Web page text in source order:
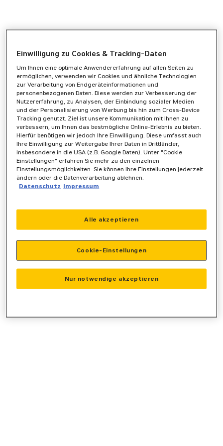
Application error: aclient-side exception has occurred while
www.zeppelin-powersystems.com
Einwilligung zu Cookies & Tracking-Daten
Um Ihnen eine optimale Anwendererfahrung auf allen Seiten zu
ermöglichen, verwenden wir Cookies und ähnliche Technologien
zur Verarbeitung von Endgeräteinformationen und
personenbezogenen Daten. Diese werden zur Verbesserung der
Nutzererfahrung, zu Analysen, der Einbindung sozialer Medien
und der Personalisierung von Werbung bis hin zum Cross-Device
Tracking genutzt. Ziel ist unsere Kommunikation mit Ihnen zu
verbessern, um Ihnen das bestmögliche Online-Erlebnis zu bieten.
Hierfür benötigen wir jedoch Ihre Einwilligung. Diese umfasst auch
Ihre Einwilligung zur Weitergabe Ihrer Daten in Drittländer,
insbesondere in die USA (z.B. Google Daten). Unter "Cookie
Einstellungen" erfahren Sie mehr zu den einzelnen
Einstellungsmöglichkeiten. Sie können Ihre Einstellungen jederzeit
ändern oder die Datenverarbeitung ablehnen.
Datenschutz Impressum
Nur notwendige akzeptieren
Alle akzeptieren
Cookie-Einstellungen